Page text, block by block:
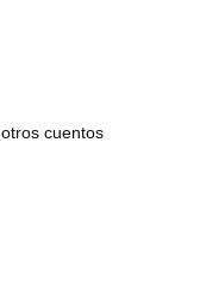
cuentos